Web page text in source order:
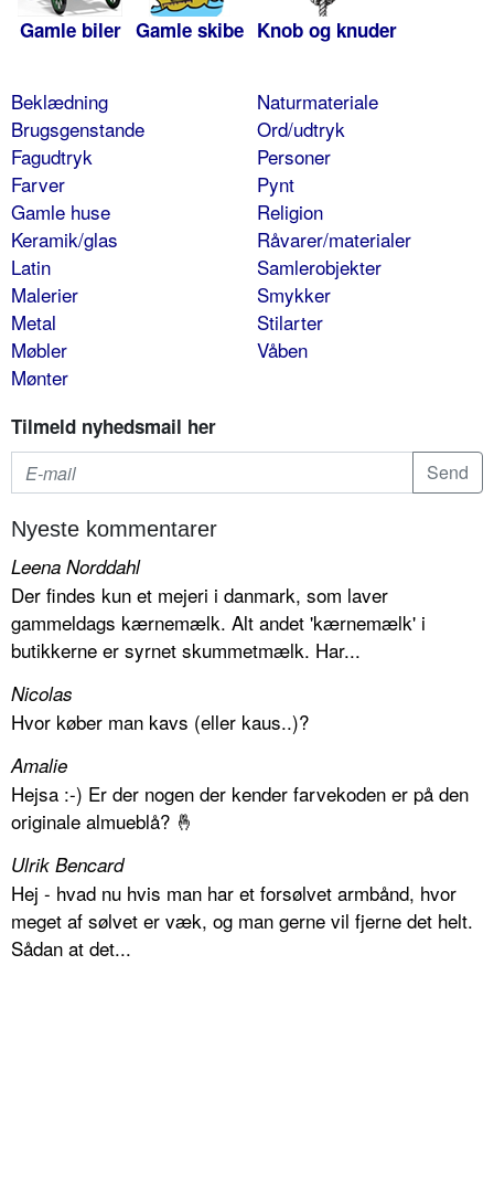
Gamle biler Gamle skibe Knob og knuder
Beklædning
Brugsgenstande
Fagudtryk
Farver
Gamle huse
Keramik/glas
Latin
Malerier
Metal
Møbler
Mønter
Naturmateriale
Ord/udtryk
Personer
Pynt
Religion
Råvarer/materialer
Samlerobjekter
Smykker
Stilarter
Våben
Tilmeld nyhedsmail her
Nyeste kommentarer
Leena Norddahl
Der findes kun et mejeri i danmark, som laver
gammeldags kærnemælk. Alt andet 'kærnemælk' i
butikkerne er syrnet skummetmælk. Har...
Nicolas
Hvor køber man kavs (eller kaus..)?
Amalie
Hejsa :-) Er der nogen der kender farvekoden er på den
originale almueblå? 🤞
Ulrik Bencard
Hej - hvad nu hvis man har et forsølvet armbånd, hvor
meget af sølvet er væk, og man gerne vil fjerne det helt.
Sådan at det...